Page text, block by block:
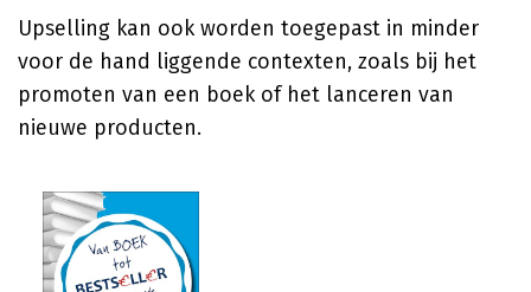
Upselling kan ook worden toegepast in minder
voor de hand liggende contexten, zoals bij het
promoten van een boek of het lanceren van
nieuwe producten.